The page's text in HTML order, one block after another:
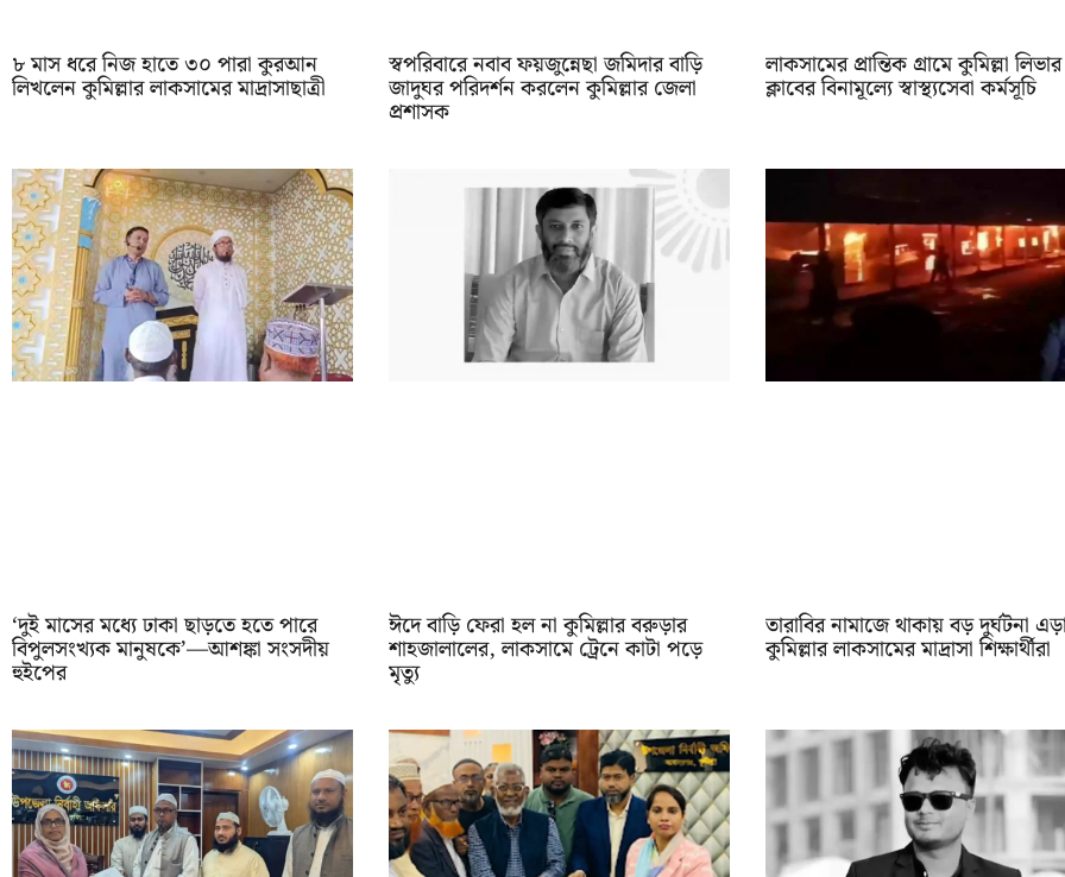
৮ মাস ধরে নিজ হাতে ৩০ পারা কুরআন
লিখলেন কুমিল্লার লাকসামের মাদ্রাসাছাত্রী
স্বপরিবারে নবাব ফয়জুন্নেছা জমিদার বাড়ি
জাদুঘর পরিদর্শন করলেন কুমিল্লার জেলা
প্রশাসক
লাকসামের প্রান্তিক গ্রামে কুমিল্লা লিভার
ক্লাবের বিনামূল্যে স্বাস্থ্যসেবা কর্মসূচি
‘দুই মাসের মধ্যে ঢাকা ছাড়তে হতে পারে
বিপুলসংখ্যক মানুষকে’—আশঙ্কা সংসদীয়
হুইপের
ঈদে বাড়ি ফেরা হল না কুমিল্লার বরুড়ার
শাহজালালের, লাকসামে ট্রেনে কাটা পড়ে
মৃত্যু
তারাবির নামাজে থাকায় বড় দুর্ঘটনা
কুমিল্লার লাকসামের মাদ্রাসা শিক্ষার্থীরা